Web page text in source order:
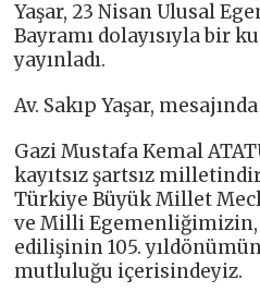
Yaşar, 23 Nisan Ulusal
Bayramı dolayısıyla bir
yayınladı.
Av. Sakıp Yaşar,
Gazi Mustafa Kemal
kayıtsız şartsız
Türkiye Büyük Millet
ve Milli
edilişinin 105.
mutluluğu içerisindeyiz.